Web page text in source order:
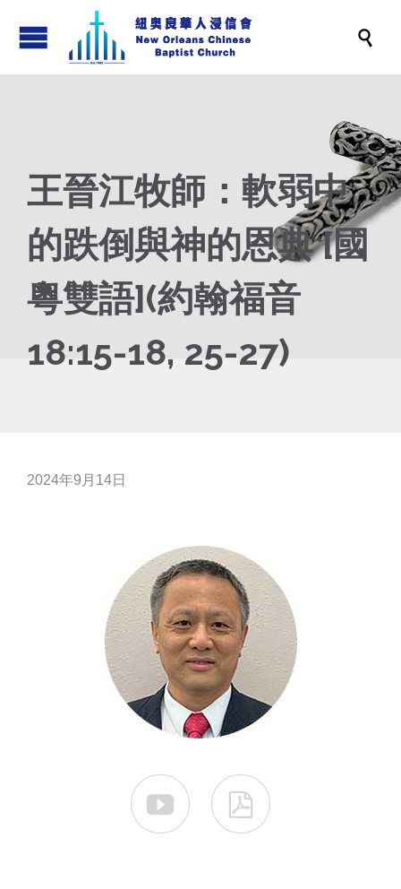

王晉江牧師：軟弱中
的跌倒與神的恩典 [國
粵雙語](約翰福音
18:15-18, 25-27)
2024年9月14日
 